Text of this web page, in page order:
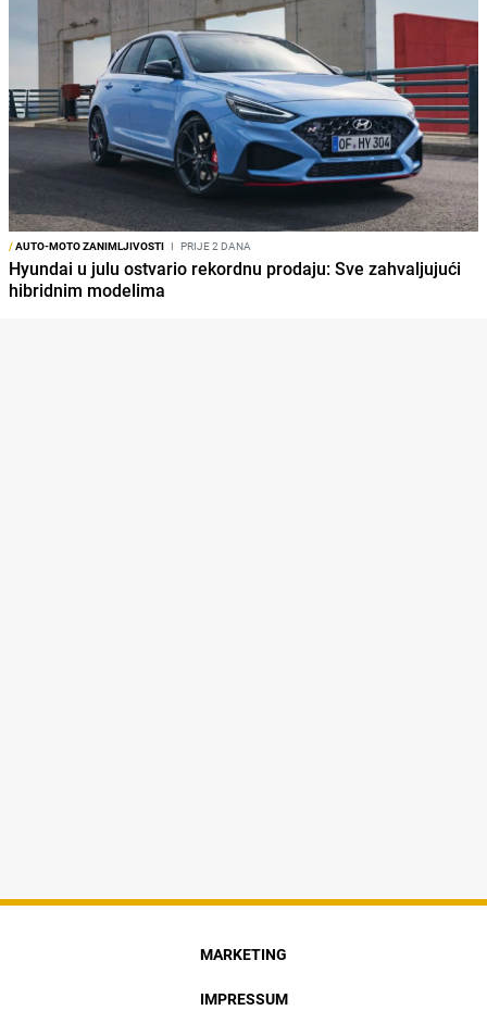
/AUTO-MOTO ZANIMLJIVOSTI I PRIJE 2 DANA
Hyundai u julu ostvario rekordnu prodaju: Sve zahvaljujući
hibridnim modelima
MARKETING
IMPRESSUM